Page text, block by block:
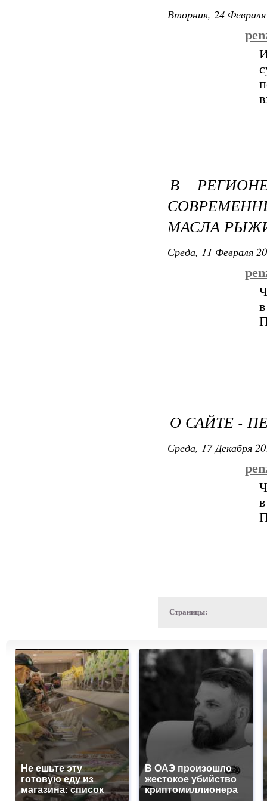
Вторник, 24
В
МАСЛА
Среда, 11 Февраля
О САЙТЕ -
Среда, 17 Декабря
Страницы:
Не ешьте эту
готовую еду из
магазина: список
В ОАЭ произошло
жестокое убийство
криптомиллионера